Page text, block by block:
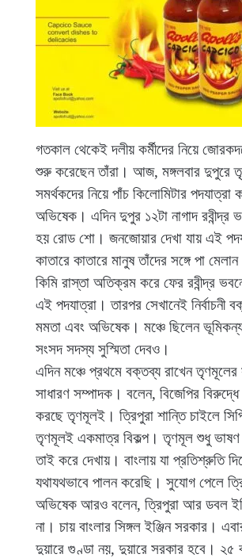
গতকাল থেকেই দলীয় কর্মীদের নিয়ে
শুরু করেছেন তাঁরা। আজ, মঙ্গলবার দুপুরে
সমর্থকদের নিয়ে পাঁচ কিলোমিটার পদযাত্রা
অভিষেক। এদিন দুপুর ১২টা নাগাদ রবীন্দ্র
হয় রোড শো। জনজোয়ার দেখা যায় এই
কাতারে কাতারে মানুষ তাঁদের সঙ্গে পা
কিমি রাস্তা অতিক্রম করে ফের রবীন্দ্র
এই পদযাত্রা। তারপর সেখানেই নির্বাচনী
মমতা এবং অভিষেক। মঞ্চে ছিলেন
সংসদ সদস্য সুস্মিতা দেবও।
এদিন মঞ্চে প্রথমে বক্তব্য রাখেন তৃণমূলের
সাধারণ সম্পাদক। বলেন, বিজেপির
করছে তৃণমূলই। ত্রিপুরা শান্তি চাইলে
তৃণমূলই একমাত্র বিকল্প। তৃণমূল শুধু ভাষণ
তাই করে দেখায়। বাংলায় যা প্রতিশ্রুতি
যথাযথভাবে পালন করেছি। সুযোগ পেলে
অভিষেক আরও বলেন, ত্রিপুরা আর ডবল
না। চায় বাংলার সিঙ্গল ইঞ্জিন সরকার।
দুয়ারে গুণ্ডা নয়, দুয়ারে সরকার হবে। ২৫